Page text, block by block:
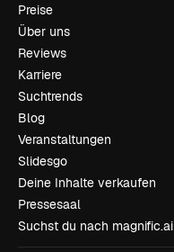
Preise
Über uns
Reviews
Karriere
Suchtrends
Blog
Veranstaltungen
Slidesgo
Deine Inhalte verkaufen
Pressesaal
Suchst du nach magnific.ai